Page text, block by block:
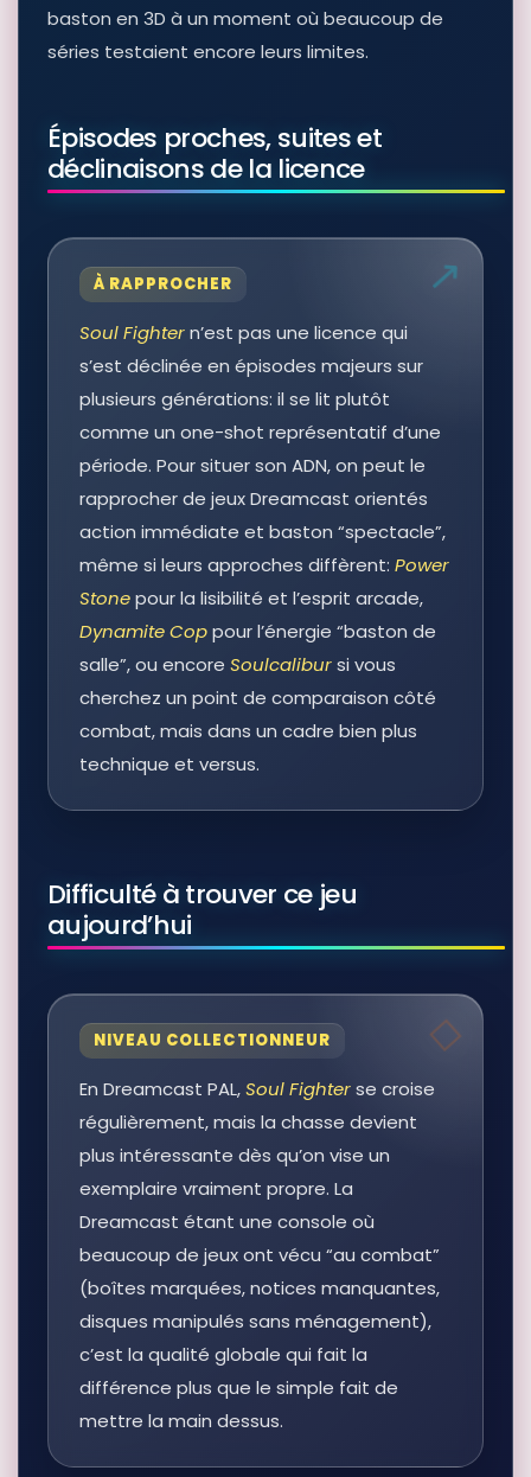
baston en 3D à un moment où beaucoup de
séries testaient encore leurs limites.
Épisodes proches, suites et
déclinaisons de la licence
À RAPPROCHER
Soul Fightern’est pas une licence qui
s’est déclinée en épisodes majeurs sur
plusieurs générations: il se lit plutôt
comme un one-shot représentatif d’une
période. Pour situer son ADN, on peut le
rapprocher de jeux Dreamcast orientés
action immédiate et baston “spectacle”,
même si leurs approches diffèrent: Power
Stonepour la lisibilité et l’esprit arcade,
Dynamite Coppour l’énergie “baston de
salle”, ou encore Soulcalibursi vous
cherchez un point de comparaison côté
combat, mais dans un cadre bien plus
technique et versus.
Difficulté à trouver ce jeu
aujourd’hui
NIVEAU COLLECTIONNEUR
En Dreamcast PAL,Soul Fighterse croise
régulièrement, mais la chasse devient
plus intéressante dès qu’on vise un
exemplaire vraiment propre. La
Dreamcast étant une console où
beaucoup de jeux ont vécu “au combat”
(boîtes marquées, notices manquantes,
disques manipulés sans ménagement),
c’est la qualité globale qui fait la
différence plus que le simple fait de
mettre la main dessus.